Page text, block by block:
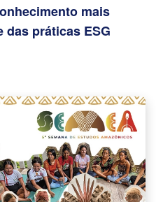
mais
práticas ESG